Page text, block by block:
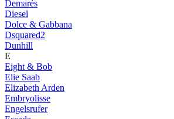
Demarés
Diesel
Dolce & Gabbana
Dsquared2
Dunhill
E
Eight & Bob
Elie Saab
Elizabeth Arden
Embryolisse
Engelsrufer